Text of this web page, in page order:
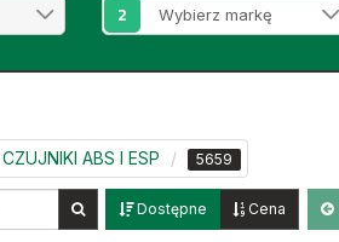
2
CZUJNIKI ABS I ESP 5659
Dostępne Cena